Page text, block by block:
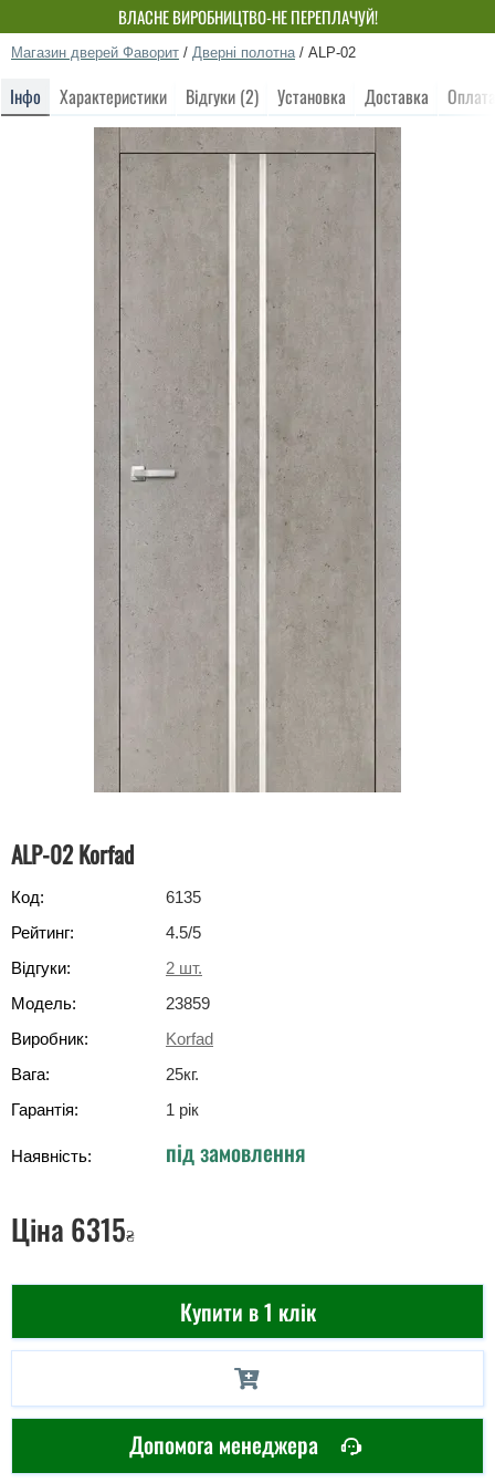
ВЛАСНЕ ВИРОБНИЦТВО-НЕ ПЕРЕПЛАЧУЙ!
Магазин дверей Фаворит / Дверні полотна / ALP-02
Інфо Характеристики Відгуки (2) Установка Доставка Оплата
ALP-02 Korfad
Код:
6135
Рейтинг:
4.5/5
Відгуки:
2 шт.
Модель:
23859
Виробник:
Korfad
Вага:
25кг.
Гарантія:
1 рік
Наявність: під замовлення
Ціна 6315₴
Купити в 1 клік
Допомога менеджера